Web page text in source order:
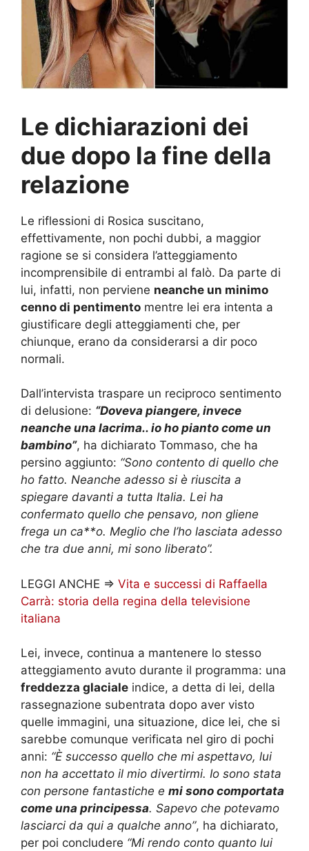
Le dichiarazioni dei
due dopo la fine della
relazione
Le riflessioni di Rosica suscitano,
effettivamente, non pochi dubbi, a maggior
ragione se si considera l’atteggiamento
incomprensibile di entrambi al falò. Da parte di
lui, infatti, non perviene neanche un minimo
cenno di pentimento mentre lei era intenta a
giustificare degli atteggiamenti che, per
chiunque, erano da considerarsi a dir poco
normali.
Dall’intervista traspare un reciproco sentimento
di delusione: “Doveva piangere, invece
neanche una lacrima.. io ho pianto come un
bambino”, ha dichiarato Tommaso, che ha
persino aggiunto: “Sono contento di quello che
ho fatto. Neanche adesso si è riuscita a
spiegare davanti a tutta Italia. Lei ha
confermato quello che pensavo, non gliene
frega un ca**o. Meglio che l’ho lasciata adesso
che tra due anni, mi sono liberato”.
LEGGI ANCHE => Vita e successi di Raffaella
Carrà: storia della regina della televisione
italiana
Lei, invece, continua a mantenere lo stesso
atteggiamento avuto durante il programma: una
freddezza glaciale indice, a detta di lei, della
rassegnazione subentrata dopo aver visto
quelle immagini, una situazione, dice lei, che si
sarebbe comunque verificata nel giro di pochi
anni: “È successo quello che mi aspettavo, lui
non ha accettato il mio divertirmi. Io sono stata
con persone fantastiche e mi sono comportata
come una principessa. Sapevo che potevamo
lasciarci da qui a qualche anno”, ha dichiarato,
per poi concludere “Mi rendo conto quanto lui